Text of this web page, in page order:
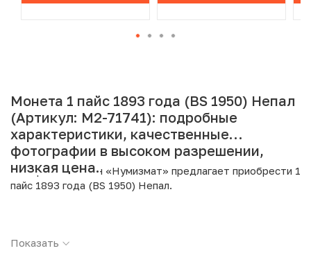
Монета 1 пайс 1893 года (BS 1950) Непал
(Артикул: M2-71741): подробные
характеристики, качественные
фотографии в высоком разрешении,
низкая цена.
Интернет магазин «Нумизмат» предлагает приобрести 1
пайс 1893 года (BS 1950) Непал.
Страна: Непал
Показать